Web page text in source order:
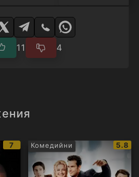
11 4
IMDb
рейтинг:
7 Комедийни
IMDb
5.8